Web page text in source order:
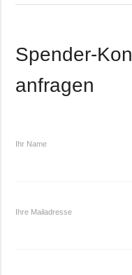
Spender-
anfragen
Ihr Name
Ihre Mailadresse